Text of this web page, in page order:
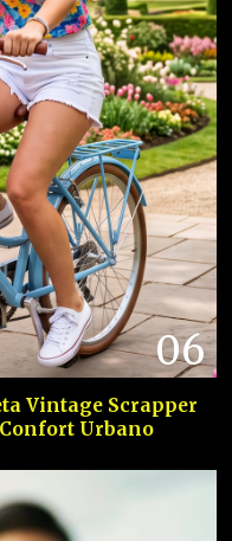
06
Vintage Scrapper
Urbano